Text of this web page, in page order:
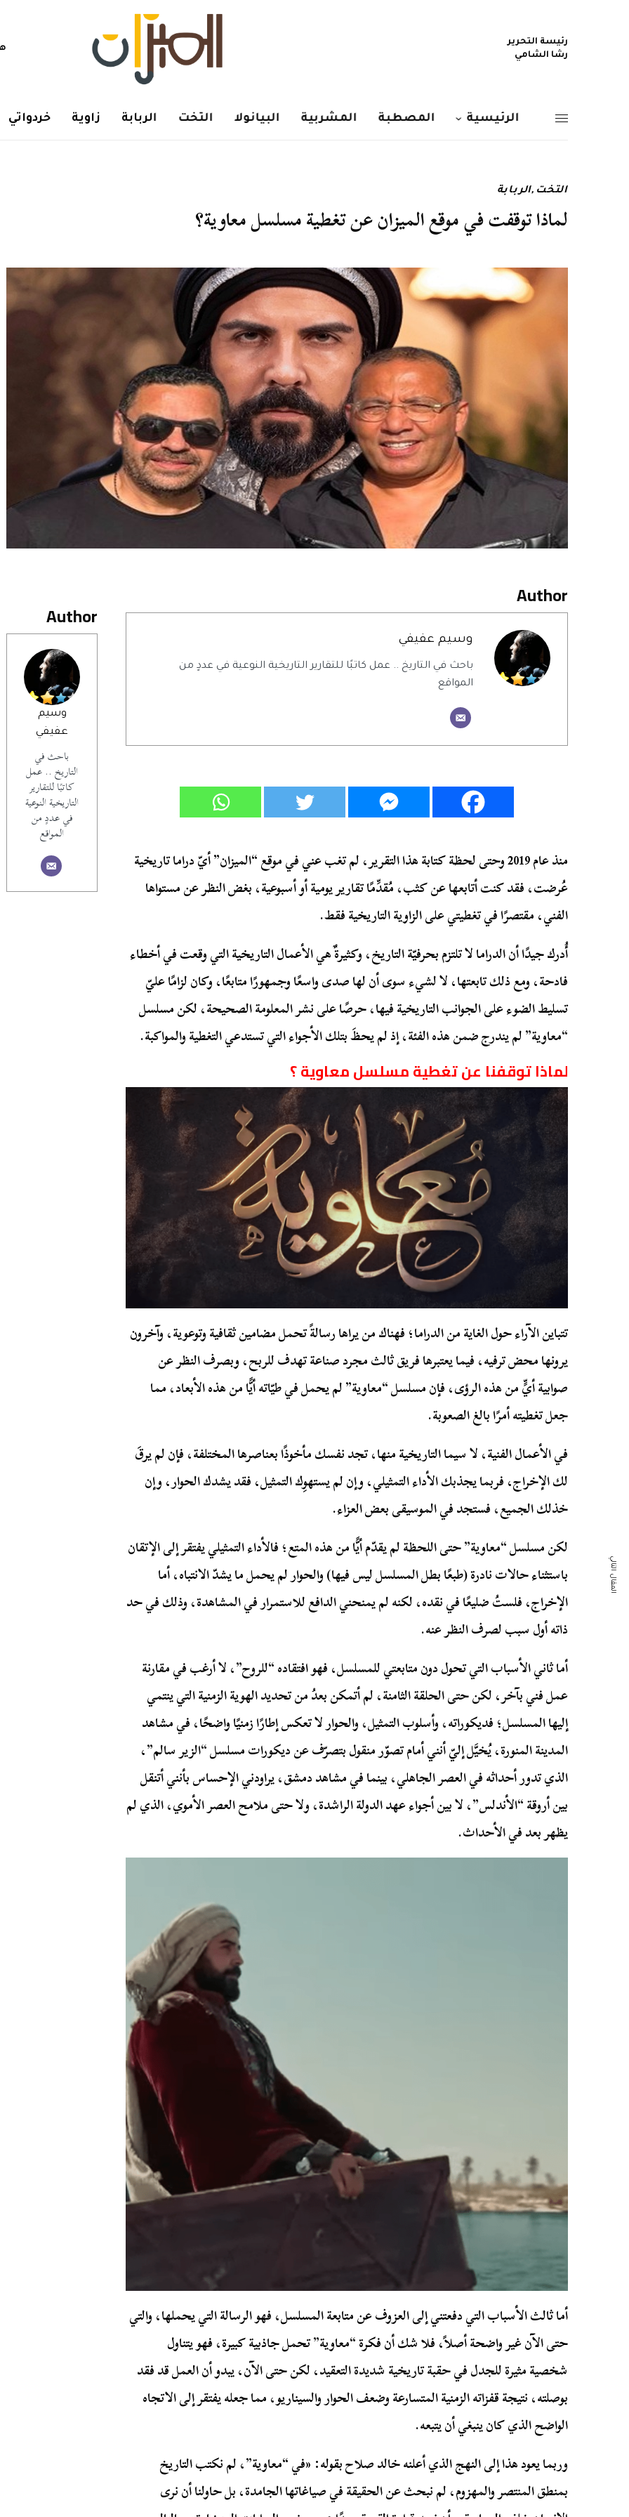
رئيسة التحرير
رشا الشامي
الرئيسية المصطبة المشربية البيانولا التخت الربابة زاوية خردواتي
التخت ,الربابة
لماذا توقفت في موقع الميزان عن تغطية مسلسل معاوية؟
Author
وسيم
عفيفي
باحث في
التاريخ .. عمل
كاتبًا للتقارير
التاريخية النوعية
في عددٍ من
المواقع
Author
وسيم عفيفي
باحث في التاريخ .. عمل كاتبًا للتقارير التاريخية النوعية في عددٍ من
المواقع
منذ عام 2019 وحتى لحظة كتابة هذا التقرير، لم تغب عني في موقع “الميزان” أيّ دراما تاريخية
عُرضت، فقد كنت أتابعها عن كثب، مُقدِّمًا تقارير يومية أو أسبوعية، بغض النظر عن مستواها
الفني، مقتصرًا في تغطيتي على الزاوية التاريخية فقط.
أُدرك جيدًا أن الدراما لا تلتزم بحرفيّة التاريخ، وكثيرةٌ هي الأعمال التاريخية التي وقعت في أخطاء
فادحة، ومع ذلك تابعتها، لا لشيء سوى أن لها صدى واسعًا وجمهورًا متابعًا، وكان لزامًا عليّ
تسليط الضوء على الجوانب التاريخية فيها، حرصًا على نشر المعلومة الصحيحة، لكن مسلسل
“معاوية” لم يندرج ضمن هذه الفئة، إذ لم يحظَ بتلك الأجواء التي تستدعي التغطية والمواكبة.
لماذا توقفنا عن تغطية مسلسل معاوية ؟
تتباين الآراء حول الغاية من الدراما؛ فهناك من يراها رسالةً تحمل مضامين ثقافية وتوعوية، وآخرون
يرونها محض ترفيه، فيما يعتبرها فريق ثالث مجرد صناعة تهدف للربح، وبصرف النظر عن
صوابية أيٍّ من هذه الرؤى، فإن مسلسل “معاوية” لم يحمل في طيّاته أيًّا من هذه الأبعاد، مما
جعل تغطيته أمرًا بالغ الصعوبة.
في الأعمال الفنية، لا سيما التاريخية منها، تجد نفسك مأخوذًا بعناصرها المختلفة، فإن لم يرقَ
لك الإخراج، فربما يجذبك الأداء التمثيلي، وإن لم يستهوِك التمثيل، فقد يشدك الحوار، وإن
خذلك الجميع، فستجد في الموسيقى بعض العزاء.
لكن مسلسل “معاوية” حتى اللحظة لم يقدّم أيًّا من هذه المتع؛ فالأداء التمثيلي يفتقر إلى الإتقان
باستثناء حالات نادرة (طبعًا بطل المسلسل ليس فيها) والحوار لم يحمل ما يشدّ الانتباه، أما
الإخراج، فلستُ ضليعًا في نقده، لكنه لم يمنحني الدافع للاستمرار في المشاهدة، وذلك في حد
ذاته أول سبب لصرف النظر عنه.
أما ثاني الأسباب التي تحول دون متابعتي للمسلسل، فهو افتقاده “للروح”، لا أرغب في مقارنة
عمل فني بآخر، لكن حتى الحلقة الثامنة، لم أتمكن بعدُ من تحديد الهوية الزمنية التي ينتمي
إليها المسلسل؛ فديكوراته، وأسلوب التمثيل، والحوار لا تعكس إطارًا زمنيًا واضحًا، في مشاهد
المدينة المنورة، يُخيَّل إليّ أنني أمام تصوّر منقول بتصرّف عن ديكورات مسلسل “الزير سالم”،
الذي تدور أحداثه في العصر الجاهلي، بينما في مشاهد دمشق، يراودني الإحساس بأنني أتنقل
بين أروقة “الأندلس”، لا بين أجواء عهد الدولة الراشدة، ولا حتى ملامح العصر الأموي، الذي لم
يظهر بعد في الأحداث.
أما ثالث الأسباب التي دفعتني إلى العزوف عن متابعة المسلسل، فهو الرسالة التي يحملها، والتي
حتى الآن غير واضحة أصلاً، فلا شك أن فكرة “معاوية” تحمل جاذبية كبيرة، فهو يتناول
شخصية مثيرة للجدل في حقبة تاريخية شديدة التعقيد، لكن حتى الآن، يبدو أن العمل قد فقد
بوصلته، نتيجة قفزاته الزمنية المتسارعة وضعف الحوار والسيناريو، مما جعله يفتقر إلى الاتجاه
الواضح الذي كان ينبغي أن يتبعه.
وربما يعود هذا إلى النهج الذي أعلنه خالد صلاح بقوله: «في “معاوية”، لم نكتب التاريخ
بمنطق المنتصر والمهزوم، لم نبحث عن الحقيقة في صياغاتها الجامدة، بل حاولنا أن نرى
المقال التالي